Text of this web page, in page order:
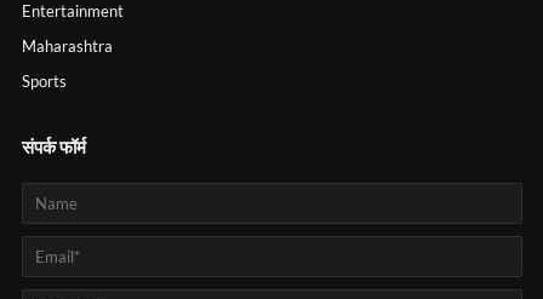
Entertainment
Maharashtra
Sports
संपर्क फॉर्म